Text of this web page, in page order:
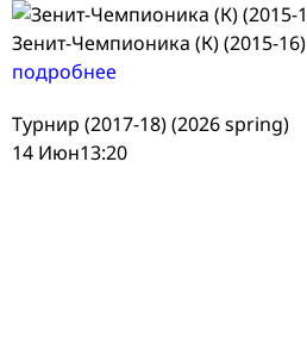
Зенит-Чемпионика (К) (2015-16)
подробнее
Турнир (2017-18) (2026 spring)
14 Июн13:20